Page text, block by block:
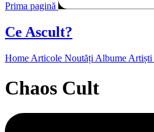
Prima pagină
Ce Ascult?
Home Articole Noutăți Albume Artiști
Chaos Cult